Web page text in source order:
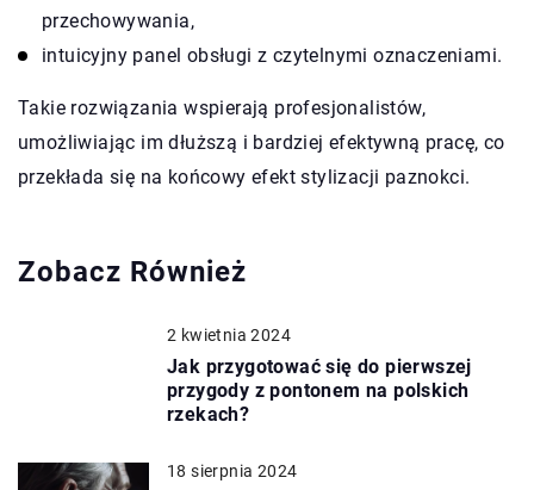
przechowywania,
intuicyjny panel obsługi z czytelnymi oznaczeniami.
Takie rozwiązania wspierają profesjonalistów,
umożliwiając im dłuższą i bardziej efektywną pracę, co
przekłada się na końcowy efekt stylizacji paznokci.
Zobacz Również
2 kwietnia 2024
Jak przygotować się do pierwszej
przygody z pontonem na polskich
rzekach?
18 sierpnia 2024